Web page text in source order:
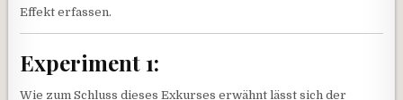
Effekt erfassen.
Experiment 1:
Wie zum Schluss dieses Exkurses erwähnt lässt sich der